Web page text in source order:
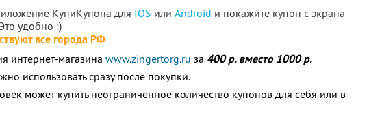
КупиКупона для IOS или Android и покажите купон с экрана
удобно :)
все города РФ
интернет-магазина www.zingertorg.ru за 400 р. вместо 1000 р.
использовать сразу после покупки.
может купить неограниченное количество купонов для себя или в